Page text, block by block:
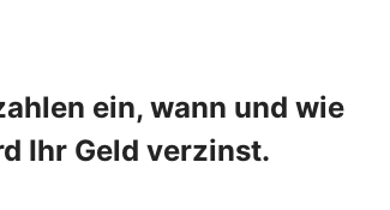
ein, wann und wie
Ihr Geld verzinst.